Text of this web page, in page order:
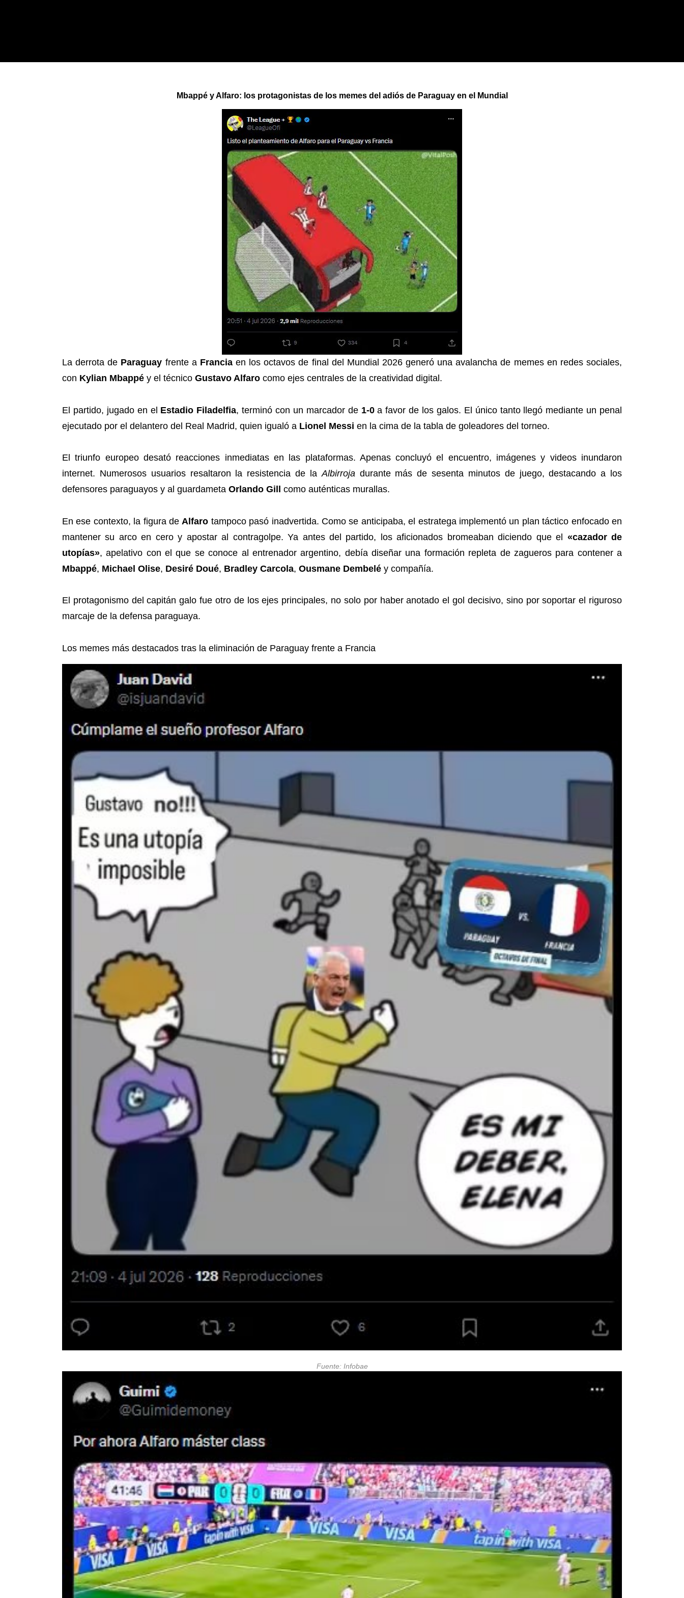
Mbappé y Alfaro: los protagonistas de los memes del adiós de Paraguay en el Mundial
La derrota de Paraguay frente a Franciaen los octavos de final del Mundial 2026 generó una avalancha de memes en redes sociales,
con Kylian Mbappé y el técnico Gustavo Alfaro como ejes centrales de la creatividad digital.
El partido, jugado en el Estadio Filadelfia, terminó con un marcador de 1-0a favor de los galos. El único tanto llegó mediante un penal
ejecutado por el delantero del Real Madrid, quien igualó a Lionel Messi en la cima de la tabla de goleadores del torneo.
El triunfo europeo desató reacciones inmediatas en las plataformas. Apenas concluyó el encuentro, imágenes y videos inundaron
internet. Numerosos usuarios resaltaron la resistencia de laAlbirrojadurante más de sesenta minutos de juego, destacando a los
defensores paraguayos y al guardameta Orlando Gill como auténticas murallas.
En ese contexto, la figura de Alfaro tampoco pasó inadvertida. Como se anticipaba, el estratega implementó un plan táctico enfocado en
mantener su arco en cero y apostar al contragolpe. Ya antes del partido, los aficionados bromeaban diciendo que el «cazador de
utopías», apelativo con el que se conoce al entrenador argentino, debía diseñar una formación repleta de zagueros para contener a
Mbappé, Michael Olise, Desiré Doué, Bradley Carcola, Ousmane Dembelé y compañía.
El protagonismo del capitán galo fue otro de los ejes principales, no solo por haber anotado el gol decisivo, sino por soportar el riguroso
marcaje de la defensa paraguaya.
Los memes más destacados tras la eliminación de Paraguay frente a Francia
Fuente: Infobae